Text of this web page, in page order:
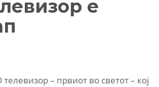
е
– првиот во светот – кој